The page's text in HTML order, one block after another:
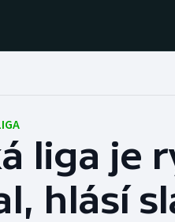
Baseball a softbal
Basketbal
liga je
hlásí